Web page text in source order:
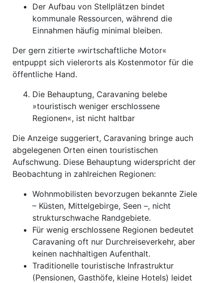
Der Aufbau von Stellplätzen bindet
kommunale Ressourcen, während die
Einnahmen häufig minimal bleiben.
Der gern zitierte »wirtschaftliche Motor«
entpuppt sich vielerorts als Kostenmotor für die
öffentliche Hand.
Die Behauptung, Caravaning belebe
»touristisch weniger erschlossene
Regionen«, ist nicht haltbar
Die Anzeige suggeriert, Caravaning bringe auch
abgelegenen Orten einen touristischen
Aufschwung. Diese Behauptung widerspricht der
Beobachtung in zahlreichen Regionen:
Wohnmobilisten bevorzugen bekannte Ziele
– Küsten, Mittelgebirge, Seen –, nicht
strukturschwache Randgebiete.
Für wenig erschlossene Regionen bedeutet
Caravaning oft nur Durchreiseverkehr, aber
keinen nachhaltigen Aufenthalt.
Traditionelle touristische Infrastruktur
(Pensionen, Gasthöfe, kleine Hotels) leidet